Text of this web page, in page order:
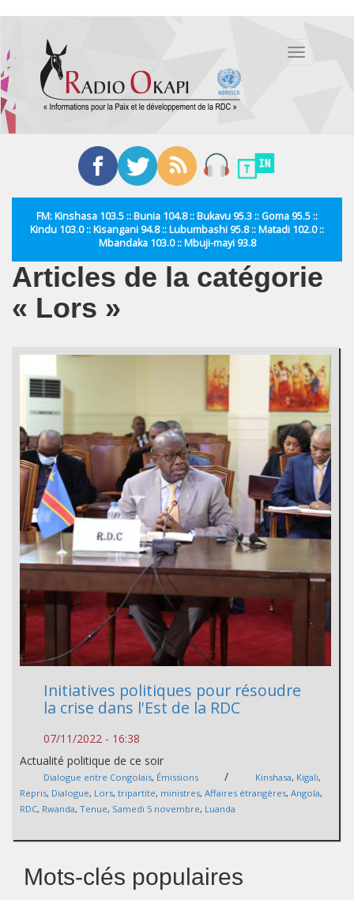
contenu
principal
Toggle
FM: Kinshasa 103.5 :: Bunia 104.8 :: Bukavu 95.3 :: Goma 95.5 ::
Kindu 103.0 :: Kisangani 94.8 :: Lubumbashi 95.8 :: Matadi 102.0 ::
Mbandaka 103.0 :: Mbuji-mayi 93.8
Articles de la catégorie
« Lors »
Initiatives politiques pour résoudre
la crise dans l'Est de la RDC
07/11/2022 - 16:38
Actualité politique de ce soir
Dialogue entre Congolais, Émissions / Kinshasa, Kigali,
Repris, Dialogue, Lors, tripartite, ministres, Affaires étrangères, Angola,
RDC, Rwanda, Tenue, Samedi 5 novembre, Luanda
Mots-clés populaires